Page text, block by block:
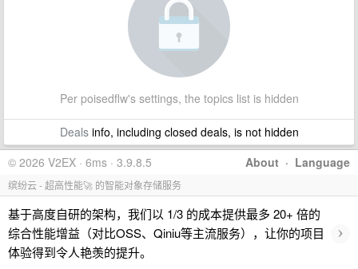
Per poisedflw's settings, the topics list is hidden
Dealsinfo, including closed deals, is not hidden
About · Language
© 2026 V2EX · 6ms · 3.9.8.5
缤纷云 - 超高性能🚀 的智能对象存储服务
基于高度自研的架构，我们以 1/3 的成本提供最多 20+ 倍的
综合性能增益（对比OSS、Qiniu等主流服务），让你的项目
体验得到令人艳羡的提升。
›